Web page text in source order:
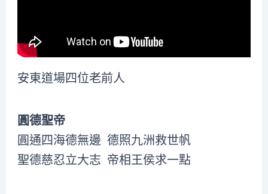
安東道場四位老前人
圓德聖帝
圓通四海德無邊 德照九洲救世帆
聖德慈忍立大志 帝相王侯求一點